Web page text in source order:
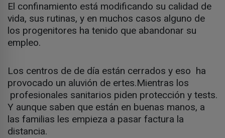
El confinamiento está modificando su calidad de
vida, sus rutinas, y en muchos casos alguno de
los progenitores ha tenido que abandonar su
empleo.
Los centros de de día están cerrados y eso ha
provocado un aluvión de ertes.Mientras los
profesionales sanitarios piden protección y tests.
Y aunque saben que están en buenas manos, a
las familias les empieza a pasar factura la
distancia.